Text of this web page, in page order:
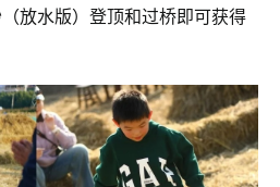
放水版）登顶和过桥即可获得